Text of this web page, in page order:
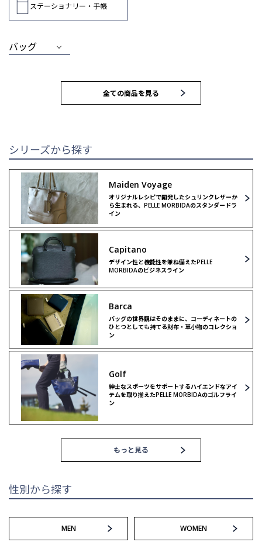
ステーショナリー・手帳
バッグ
ウォレット
クラッチ＆
セカンドバッグ
バックパック
ボストンバッグ
ショルダーバッグ
リミテッドモデル
ゴルフ
ウォレット
クラッチ＆
セカンドバッグ
ゴルフ
全ての商品を見る
シリーズから探す
Maiden Voyage
オリジナルレシピで開発したシュリンクレザーか
ら生まれる、PELLE MORBIDAのスタンダードラ
イン
Capitano
デザイン性と機能性を兼ね備えたPELLE
MORBIDAのビジネスライン
Barca
バッグの世界観はそのままに、コーディネートの
ひとつとしても持てる財布・革小物のコレクショ
ン
Golf
紳士なスポーツをサポートするハイエンドなアイ
テムを取り揃えたPELLE MORBIDAのゴルフライ
ン
もっと見る
性別から探す
MEN WOMEN